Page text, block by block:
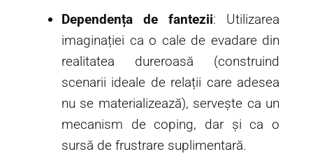
Dependența de fantezii: Utilizarea
imaginației ca o cale de evadare din
realitatea dureroasă (construind
scenarii ideale de relații care adesea
nu se materializează), servește ca un
mecanism de coping, dar și ca o
sursă de frustrare suplimentară.